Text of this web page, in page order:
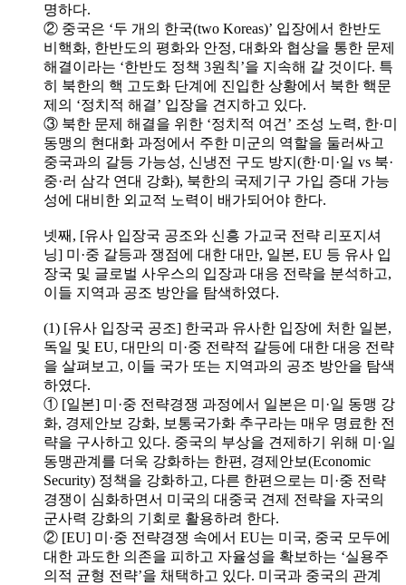
명하다.
② 중국은 ‘두 개의 한국(two Koreas)’ 입장에서 한반도
비핵화, 한반도의 평화와 안정, 대화와 협상을 통한 문제
해결이라는 ‘한반도 정책 3원칙’을 지속해 갈 것이다. 특
히 북한의 핵 고도화 단계에 진입한 상황에서 북한 핵문
제의 ‘정치적 해결’ 입장을 견지하고 있다.
③ 북한 문제 해결을 위한 ‘정치적 여건’ 조성 노력, 한·미
동맹의 현대화 과정에서 주한 미군의 역할을 둘러싸고
중국과의 갈등 가능성, 신냉전 구도 방지(한·미·일 vs 북·
중·러 삼각 연대 강화), 북한의 국제기구 가입 증대 가능
성에 대비한 외교적 노력이 배가되어야 한다.
넷째, [유사 입장국 공조와 신흥 가교국 전략 리포지셔
닝] 미·중 갈등과 쟁점에 대한 대만, 일본, EU 등 유사 입
장국 및 글로벌 사우스의 입장과 대응 전략을 분석하고,
이들 지역과 공조 방안을 탐색하였다.
(1) [유사 입장국 공조] 한국과 유사한 입장에 처한 일본,
독일 및 EU, 대만의 미·중 전략적 갈등에 대한 대응 전략
을 살펴보고, 이들 국가 또는 지역과의 공조 방안을 탐색
하였다.
① [일본] 미·중 전략경쟁 과정에서 일본은 미·일 동맹 강
화, 경제안보 강화, 보통국가화 추구라는 매우 명료한 전
략을 구사하고 있다. 중국의 부상을 견제하기 위해 미·일
동맹관계를 더욱 강화하는 한편, 경제안보(Economic
Security) 정책을 강화하고, 다른 한편으로는 미·중 전략
경쟁이 심화하면서 미국의 대중국 견제 전략을 자국의
군사력 강화의 기회로 활용하려 한다.
② [EU] 미·중 전략경쟁 속에서 EU는 미국, 중국 모두에
대한 과도한 의존을 피하고 자율성을 확보하는 ‘실용주
의적 균형 전략’을 채택하고 있다. 미국과 중국의 관계